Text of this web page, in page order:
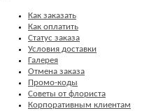
Как заказать
Как оплатить
Статус заказа
Условия доставки
Галерея
Отмена заказа
Промо-коды
Советы от флориста
Корпоративным клиентам